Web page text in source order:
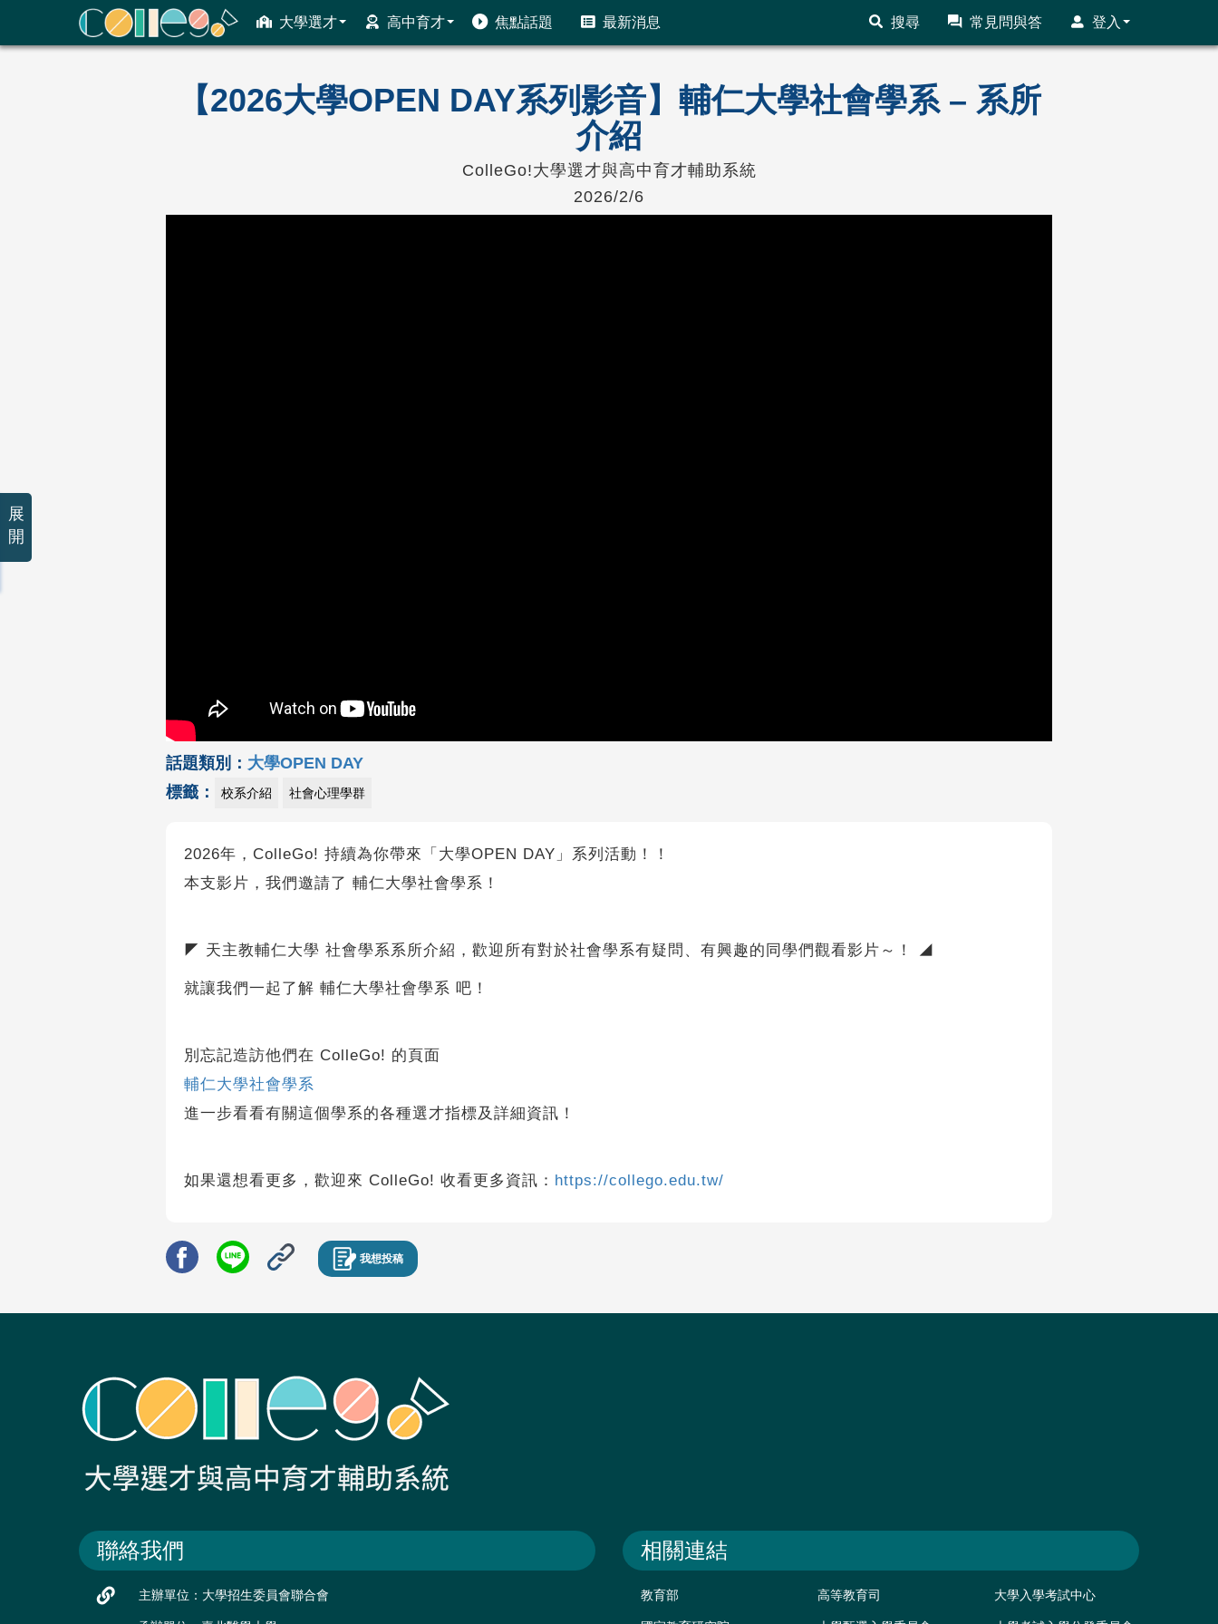
大學選才 高中育才 焦點話題 最新消息 搜尋 常見問與答 登入
ColleGo! 大學選才與高中育才輔助系統
【2026大學OPEN DAY系列影音】輔仁大學社會學系 – 系所
介紹
ColleGo!大學選才與高中育才輔助系統
2026/2/6
話題類別： 大學OPEN DAY
標籤：
校系介紹 社會心理學群
2026年，ColleGo! 持續為你帶來「大學OPEN DAY」系列活動！！
本支影片，我們邀請了 輔仁大學社會學系！
◤ 天主教輔仁大學 社會學系系所介紹，歡迎所有對於社會學系有疑問、有興趣的同學們觀看影片～！ ◢
就讓我們一起了解 輔仁大學社會學系 吧！
別忘記造訪他們在 ColleGo! 的頁面
輔仁大學社會學系
進一步看看有關這個學系的各種選才指標及詳細資訊！
如果還想看更多，歡迎來 ColleGo! 收看更多資訊： https://collego.edu.tw/
我想投稿
聯絡我們
主辦單位：大學招生委員會聯合會
相關連結
教育部 高等教育司 大學入學考試中心
展
開